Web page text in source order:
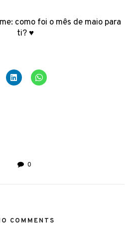
como foi o mês de maio para
ti? ♥
0
COMMENTS